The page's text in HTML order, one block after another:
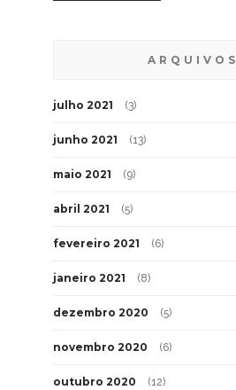
ARQUIVOS
julho 2021 (3)
junho 2021 (13)
maio 2021 (9)
abril 2021 (5)
fevereiro 2021 (6)
janeiro 2021 (8)
dezembro 2020 (5)
novembro 2020 (6)
outubro 2020 (12)